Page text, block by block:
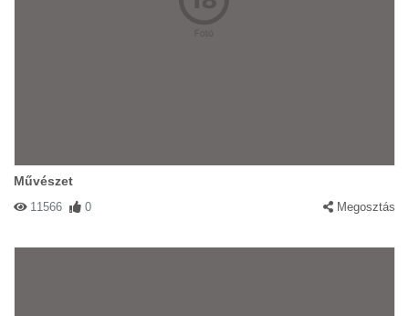
Művészet
11566 0 Megosztás